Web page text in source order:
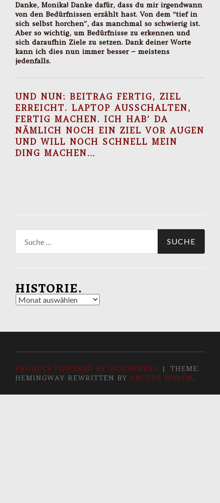
Danke, Monika! Danke dafür, dass du mir irgendwann
von den Bedürfnissen erzählt hast. Von dem “tief in
sich selbst horchen”, das manchmal so schwierig ist.
Aber so wichtig, um Bedürfnisse zu erkennen und
sich daraufhin Ziele zu setzen. Dank deiner Worte
kann ich dies nun immer besser – meistens
jedenfalls.
UND NUN: BEITRAG FERTIG, ZIEL
ERREICHT. LAPTOP AUSSCHALTEN,
FERTIG MACHEN. ICH HAB’ DA
NÄMLICH NOCH EIN ZIEL VOR AUGEN
UND WILL NOCH SCHNELL MEIN
DING MACHEN…
nach:
HISTORIE.
Historie.
PROUDLY POWERED BY WORDPRESS |
THEME:
HEMINGWAY REWRITTEN BYANDERS NORÉN.